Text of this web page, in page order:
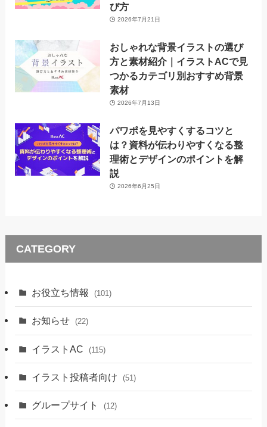
び方
2026年7月21日
おしゃれな背景イラストの選び
方と素材紹介｜イラストACで見
つかるカテゴリ別おすすめ背景
素材
2026年7月13日
パワポを見やすくするコツと
は？資料が伝わりやすくなる整
理術とデザインのポイントを解
説
2026年6月25日
CATEGORY
お役立ち情報 (101)
お知らせ (22)
イラストAC (115)
イラスト投稿者向け (51)
グループサイト (12)